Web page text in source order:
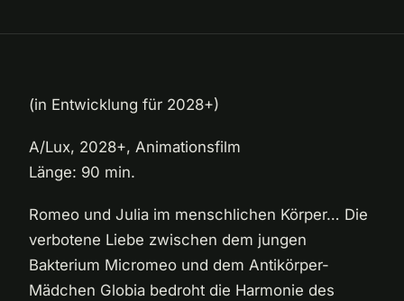
(in Entwicklung für 2028+)
A/Lux, 2028+, Animationsfilm
Länge: 90 min.
Romeo und Julia im menschlichen Körper… Die
verbotene Liebe zwischen dem jungen
Bakterium Micromeo und dem Antikörper-
Mädchen Globia bedroht die Harmonie des